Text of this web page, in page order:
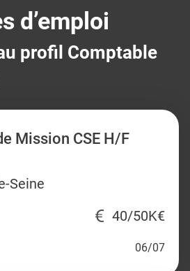
d’emploi
profil Comptable
Mission CSE H/F
Seine
40/50K€
06/07